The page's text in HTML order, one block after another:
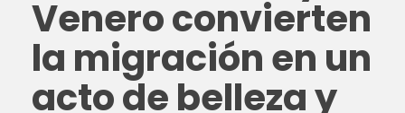
Venero convierten
la migración en un
acto de belleza y